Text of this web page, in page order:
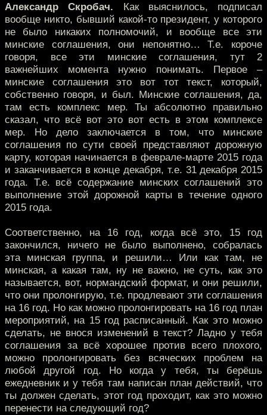
Александр Скробач. Как выяснилось, подписал
вообще никто, бывший какой-то президент, у которого
не было никаких полномочий, и вообще все эти
минские соглашения, они непонятно… Т.е. короче
говоря, все эти минские соглашения, тут 2
важнейших момента нужно понимать. Первое –
минские соглашения это вот тот текст, который,
собственно говоря, и был. Минские соглашения, да,
там есть комплекс мер. Ты абсолютно правильно
сказал, что всё вот это вот есть в этом комплексе
мер. Но дело заключается в том, что минские
соглашения по сути своей представляют дорожную
карту, которая начинается в феврале-марте 2015 года
и заканчивается в конце декабря, т.е. 31 декабря 2015
года. Т.е. всё содержание минских соглашений это
выполнение этой дорожной карты в течение одного
2015 года.
Соответственно, на 16 год, когда всё это, 15 год
закончился, ничего не было выполнено, собралась
эта минская группа, и решили… Или как там, не
минская, а какая там, ну не важно, не суть, как это
называется, вот, нормандский формат, и они решили,
что они пролонгирую, т.е. продлевают эти соглашения
на 16 год. Но как можно пролонгировать на 16 год план
мероприятий, на 15 год расписанный. Как это можно
сделать, не внося изменений в текст? Ладно у тебя
соглашения за всё хорошее против всего плохого,
можно пролонгировать без всяческих проблем на
любой другой год. Но когда у тебя, ты берёшь
ежедневник и у тебя там написан план действий, что
ты должен сделать, этот год проходит, как это можно
перенести на следующий год?